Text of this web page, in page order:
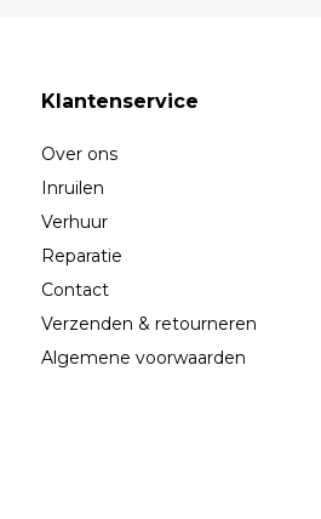
Klantenservice
Over ons
Inruilen
Verhuur
Reparatie
Contact
Verzenden & retourneren
Algemene voorwaarden